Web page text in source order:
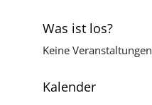
Was ist los?
Keine Veranstaltungen
Kalender